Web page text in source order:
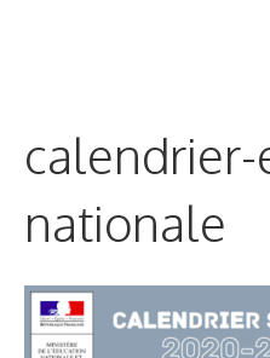
nationale